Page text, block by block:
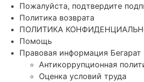
Пожалуйста, подтвердите
Политика возврата
ПОЛИТИКА
Помощь
Правовая информация Бегарат
Антикоррупционная
Оценка условий труда